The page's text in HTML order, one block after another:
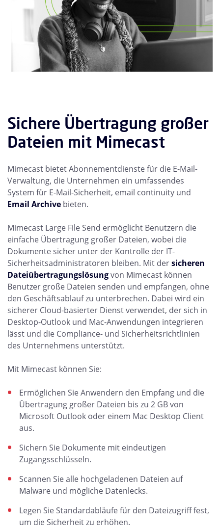
Sichere Übertragung großer
Dateien mit Mimecast
Mimecast bietet Abonnementdienste für die E-Mail-
Verwaltung, die Unternehmen ein umfassendes
System für E-Mail-Sicherheit, email continuity und
Email Archive bieten.
Mimecast Large File Send ermöglicht Benutzern die
einfache Übertragung großer Dateien, wobei die
Dokumente sicher unter der Kontrolle der IT-
Sicherheitsadministratoren bleiben. Mit dersicheren
Dateiübertragungslösungvon Mimecast können
Benutzer große Dateien senden und empfangen, ohne
den Geschäftsablauf zu unterbrechen. Dabei wird ein
sicherer Cloud-basierter Dienst verwendet, der sich in
Desktop-Outlook und Mac-Anwendungen integrieren
lässt und die Compliance- und Sicherheitsrichtlinien
des Unternehmens unterstützt.
Mit Mimecast können Sie:
Ermöglichen Sie Anwendern den Empfang und die
Übertragung großer Dateien bis zu 2 GB von
Microsoft Outlook oder einem Mac Desktop Client
aus.
Sichern Sie Dokumente mit eindeutigen
Zugangsschlüsseln.
Scannen Sie alle hochgeladenen Dateien auf
Malware und mögliche Datenlecks.
Legen Sie Standardabläufe für den Dateizugriff fest,
um die Sicherheit zu erhöhen.